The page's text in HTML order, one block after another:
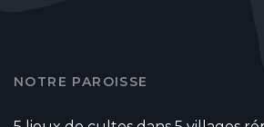
NOTRE PAROISSE